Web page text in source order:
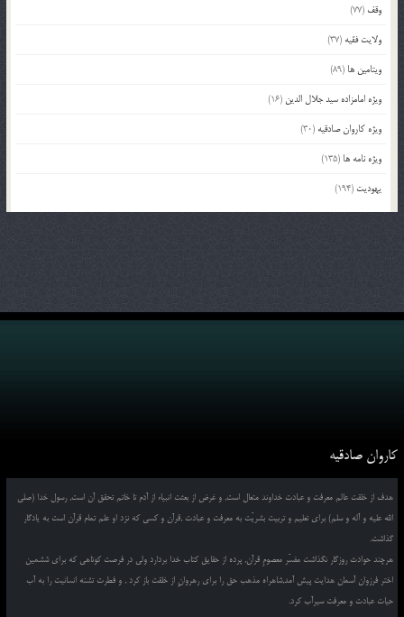
وقف (77)
ولایت فقیه (37)
ویتامین ها (89)
ویژه امامزاده سید جلال الدین (16)
ویژه کاروان صادقیه (30)
ویژه نامه ها (135)
یهودیت (194)
کاروان صادقیه
هدف از خلقت عالم معرفت و عبادت خداوند متعال است, و غرض از بعثت انبیاء از آدم تا خاتم تحقق آن است, رسول خدا (صلی
الله علیه و آله و سلم) برای تعلیم و تربیت بشریّت به معرفت و عبادت ,قرآن و کسی که نزد او علم تمام قرآن است به یادگار
گذاشت.
هرچند حوادث روزگار نگذاشت مفسّر معصومِ قرآن, پرده از حقایق کتاب خدا بردارد ولی در فرصت کوتاهی که برای ششمین
اختر فرزوان آسمان هدایت پیش آمد,شاهراه مذهب حق را برای رهروانِ از خلقت باز کرد , و فطرت تشنه انسانیت را به آب
حیات عبادت و معرفت سیرآب کرد.